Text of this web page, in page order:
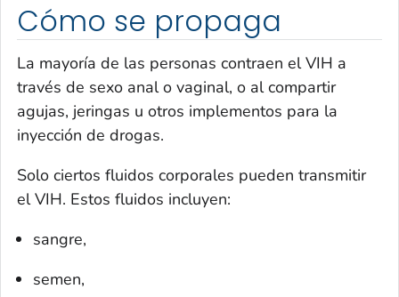
Cómo se propaga
La mayoría de las personas contraen el VIH a
través de sexo anal o vaginal, o al compartir
agujas, jeringas u otros implementos para la
inyección de drogas.
Solo ciertos fluidos corporales pueden transmitir
el VIH. Estos fluidos incluyen:
sangre,
semen,